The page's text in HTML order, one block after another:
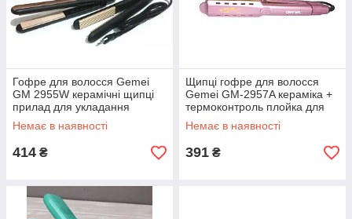
волоссям різними структурами й тому необхідно мати
можливість вибору температурного режиму, а ось який
це буде терморегулятор механічний або цифровий це
так само залежить і те, наскільки швидко та якісно
будуть гофруватися волосся, тому багато майстрів
люблять працювати на високих температурах 200-230
градусів, і тут знову ж важливо покриття і якість
пластин, а також пам'ятати, що виробники
рекомендують температуру не більш ніж 210 градусів,
а майстер у відповідь за волосся клієнта.
завдовжки, гнучкий і бажано обертається, щоб уникнути
перекручування й пошкодження.
Гофре для волосся Gemei
GM 2955W керамічні щипці
прилад для укладання
волосся
Немає в наявності
414 ₴
Щипці гофре для волосся
Gemei GM-2957A кераміка +
термоконтроль плойка для
волосся
Немає в наявності
391 ₴